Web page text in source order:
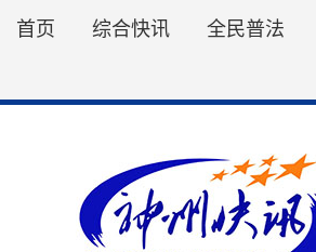
首页 综合快讯 全民普法